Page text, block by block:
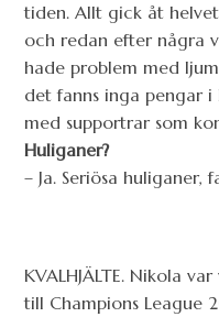
tiden. Allt gick åt
och redan efter några
hade problem med
det fanns inga pengar
med supportrar som
Huliganer?
– Ja. Seriösa huliganer,
KVALHJÄLTE. Nikola
till Champions League